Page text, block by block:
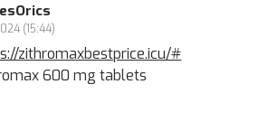
(15:44)
zithromaxbestprice.icu/#
600 mg tablets